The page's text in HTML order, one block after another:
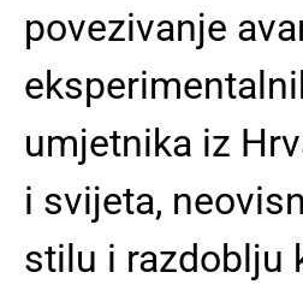
povezivanje
umjetnika iz
i svijeta,
stilu i razdoblju